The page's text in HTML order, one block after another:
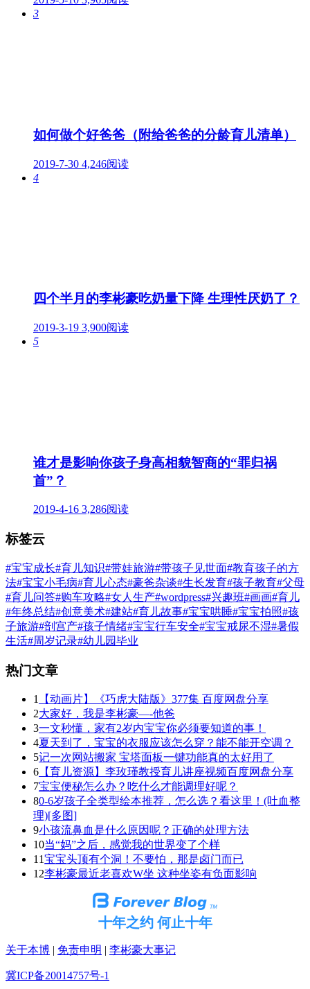
3
如何做个好爸爸（附给爸爸的分龄育儿清单）
2019-7-30 4,246阅读
4
四个半月的李彬豪吃奶量下降 生理性厌奶了？
2019-3-19 3,900阅读
5
谁才是影响你孩子身高相貌智商的“罪归祸
首”？
2019-4-16 3,286阅读
标签云
#宝宝成长#育儿知识#带娃旅游#带孩子见世面#教育孩子的方
法#宝宝小毛病#育儿心态#豪爸杂谈#生长发育#孩子教育#父母
#育儿问答#购车攻略#女人生产#wordpress#兴趣班#画画#育儿
#年终总结#创意美术#建站#育儿故事#宝宝哄睡#宝宝拍照#孩
子旅游#剖宫产#孩子情绪#宝宝行车安全#宝宝戒尿不湿#暑假
生活#周岁记录#幼儿园毕业
热门文章
1
【动画片】《巧虎大陆版》377集 百度网盘分享
2大家好，我是李彬豪—-他爸
3一文秒懂，家有2岁内宝宝你必须要知道的事！
4夏天到了，宝宝的衣服应该怎么穿？能不能开空调？
5记一次网站搬家 宝塔面板一键功能真的太好用了
6 【育儿资源】李玫瑾教授育儿讲座视频百度网盘分享
7宝宝便秘怎么办？吃什么才能调理好呢？
80-6岁孩子全类型绘本推荐，怎么选？看这里！(吐血整
理)[多图]
9小孩流鼻血是什么原因呢？正确的处理方法
10当“妈”之后，感觉我的世界变了个样
11宝宝头顶有个洞！不要怕，那是卤门而已
12李彬豪最近老喜欢W坐 这种坐姿有负面影响
十年之约 何止十年
关于本博 | 免责申明 | 李彬豪大事记
冀ICP备20014757号-1